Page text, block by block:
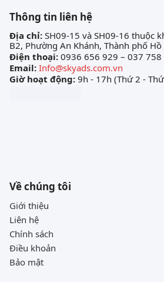
Thông tin liên hệ
Địa chỉ: SH09-15 và SH09-16 thuộc
B2, Phường An Khánh, Thành phố
Điện thoại: 0936 656 929 – 037 758
Email: Info@skyads.com.vn
Giờ hoạt động: 9h - 17h (Thứ 2 -
Về chúng tôi
Giới thiệu
Liên hệ
Chính sách
Điều khoản
Bảo mật